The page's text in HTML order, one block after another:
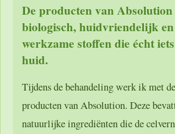
De producten van
biologisch, huidvriendelijk
werkzame stoffen die écht
huid.
Tijdens de behandeling werk ik met
producten van Absolution. Deze
natuurlijke ingrediënten die de